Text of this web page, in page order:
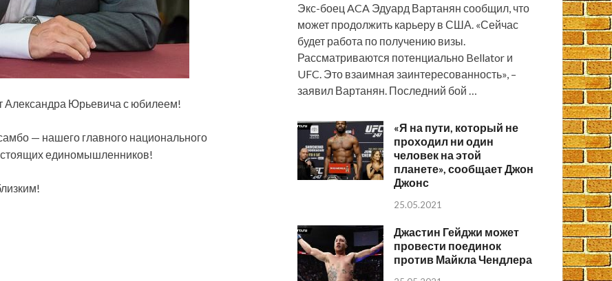
Александра Юрьевича с юбилеем!
— нашего главного национального
единомышленников!
Экс-боец ACA Эдуард Вартанян сообщил, что
может продолжить карьеру в США. «Сейчас
будет работа по получению визы.
Рассматриваются потенциально Bellator и
UFC. Это взаимная заинтересованность», –
заявил Вартанян. Последний бой …
«Я на пути, который не
проходил ни один
человек на этой
планете», сообщает Джон
Джонс
25.05.2021
Джастин Гейджи может
провести поединок
против Майкла Чендлера